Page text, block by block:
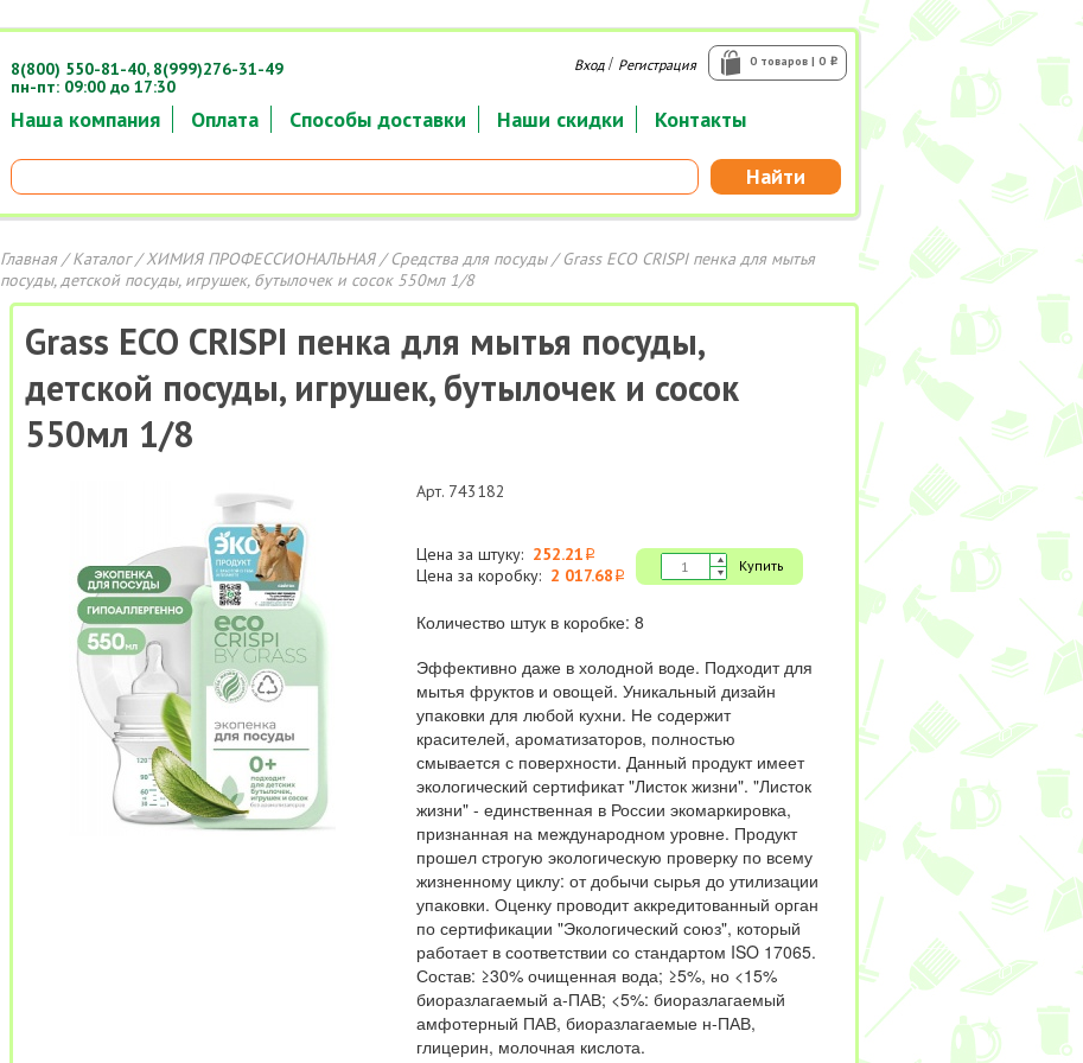
Наша компания Оплата Способы доставки Наши скидки Контакты
Найти
0 товаров | 0 i
Вход/ Регистрация
8(800) 550-81-40, 8(999)276-31-49
пн-пт: 09:00 до 17:30
Главная/Каталог/ХИМИЯ ПРОФЕССИОНАЛЬНАЯ/Средства для посуды/ Grass ECO CRISPI пенка для мытья
посуды, детской посуды, игрушек, бутылочек и сосок 550мл 1/8
Grass ECO CRISPI пенка для мытья посуды,
детской посуды, игрушек, бутылочек и сосок
550мл 1/8
Арт. 743182
Цена за штуку: 252.21 i
Цена за коробку: 2 017.68 i
Купить
Количество штук в коробке: 8
Эффективно даже в холодной воде. Подходит для
мытья фруктов и овощей. Уникальный дизайн
упаковки для любой кухни. Не содержит
красителей, ароматизаторов, полностью
смывается с поверхности. Данный продукт имеет
экологический сертификат "Листок жизни". "Листок
жизни" - единственная в России экомаркировка,
признанная на международном уровне. Продукт
прошел строгую экологическую проверку по всему
жизненному циклу: от добычи сырья до утилизации
упаковки. Оценку проводит аккредитованный орган
по сертификации "Экологический союз", который
работает в соответствии со стандартом ISO 17065.
Состав: ≥30% очищенная вода; ≥5%, но <15%
биоразлагаемый а-ПАВ; <5%: биоразлагаемый
амфотерный ПАВ, биоразлагаемые н-ПАВ,
глицерин, молочная кислота.